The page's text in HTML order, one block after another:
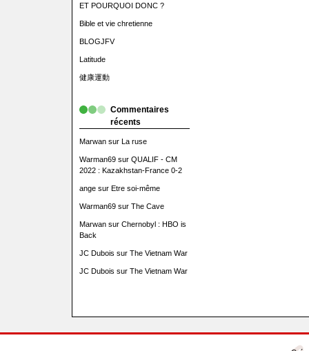
ET POURQUOI DONC ?
Bible et vie chretienne
BLOGJFV
Latitude
健康運動
Commentaires
récents
Marwansur La ruse
Warman69sur QUALIF - CM
2022 : Kazakhstan-France 0-2
angesur Etre soi-même
Warman69sur The Cave
Marwansur Chernobyl : HBO is
Back
JC Dubois sur The Vietnam War
JC Dubois sur The Vietnam War